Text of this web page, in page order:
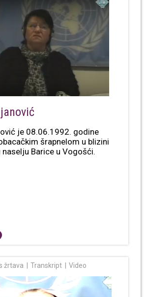
je 08.06.1992. godine
šrapnelom u blizini
Barice u Vogošći.
žrtava Transkript Video